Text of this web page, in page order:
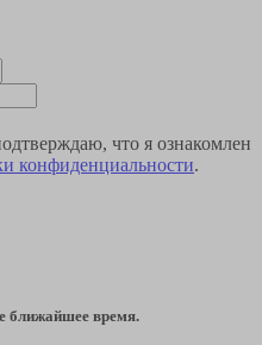
что я ознакомлен
конфиденциальности.
ближайшее время.